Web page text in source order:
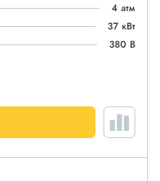
4 атм
37 кВт
380 В